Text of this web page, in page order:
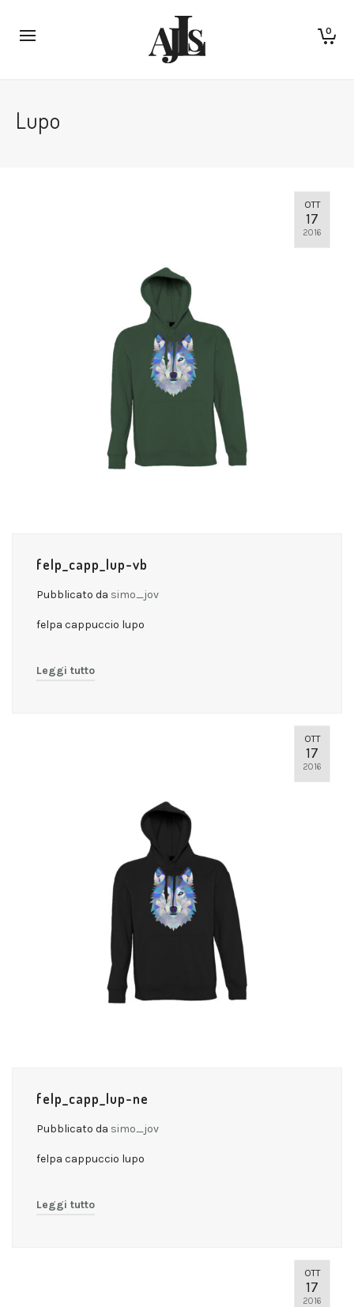
0
Lupo
OTT
17
2016
felp_capp_lup-vb
Pubblicato da simo_jov
felpa cappuccio lupo
Leggi tutto
OTT
17
2016
felp_capp_lup-ne
Pubblicato da simo_jov
felpa cappuccio lupo
Leggi tutto
OTT
17
2016